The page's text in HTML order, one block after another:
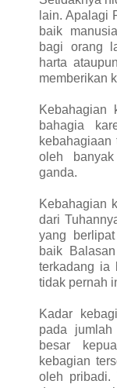
lain. Apalagi
baik
bagi orang
harta
memberikan
bahagia
kebahagiaan
oleh
ganda.
Kebahagian
dari
yang
baik
terkadang ia
tidak pernah
Kadar
pada
besar
kebagian
oleh pribadi.